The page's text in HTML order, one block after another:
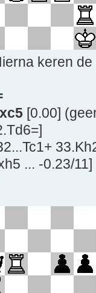
keren
[0.00]
... -0.23/11]